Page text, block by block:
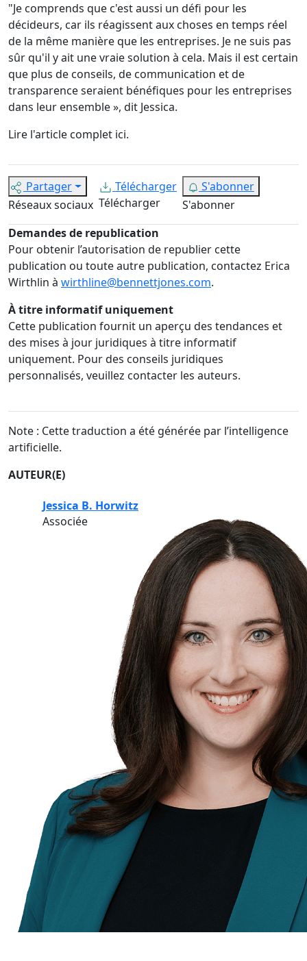
"Je comprends que c'est aussi un défi pour les
décideurs, car ils réagissent aux choses en temps réel
de la même manière que les entreprises. Je ne suis pas
sûr qu'il y ait une vraie solution à cela. Mais il est certain
que plus de conseils, de communication et de
transparence seraient bénéfiques pour les entreprises
dans leur ensemble », dit Jessica.
Lire l'article complet ici.
Partager
Réseaux sociaux
Télécharger
Télécharger
S'abonner
S'abonner
Demandes de republication
Pour obtenir l’autorisation de republier cette
publication ou toute autre publication, contactez Erica
Wirthlin à wirthline@bennettjones.com.
À titre informatif uniquement
Cette publication fournit un aperçu des tendances et
des mises à jour juridiques à titre informatif
uniquement. Pour des conseils juridiques
personnalisés, veuillez contacter les auteurs.
Note : Cette traduction a été générée par l’intelligence
artificielle.
AUTEUR(E)
Jessica B. Horwitz
Associée